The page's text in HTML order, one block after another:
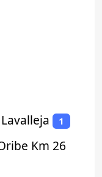
1
Km 26